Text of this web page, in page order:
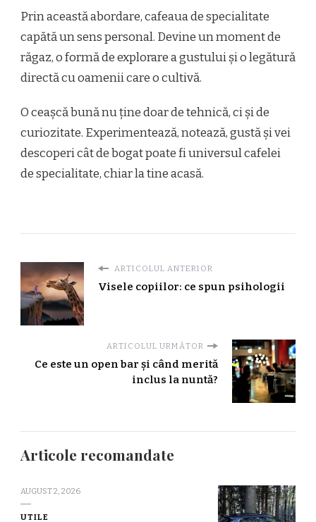
Prin această abordare, cafeaua de specialitate
capătă un sens personal. Devine un moment de
răgaz, o formă de explorare a gustului și o legătură
directă cu oamenii care o cultivă.
O ceașcă bună nu ține doar de tehnică, ci și de
curiozitate. Experimentează, notează, gustă și vei
descoperi cât de bogat poate fi universul cafelei
de specialitate, chiar la tine acasă.
ARTICOLUL ANTERIOR
Visele copiilor: ce spun psihologii
ARTICOLUL URMĂTOR
Ce este un open bar și când merită
inclus la nuntă?
Articole recomandate
AUGUST 2, 2026
UTILE